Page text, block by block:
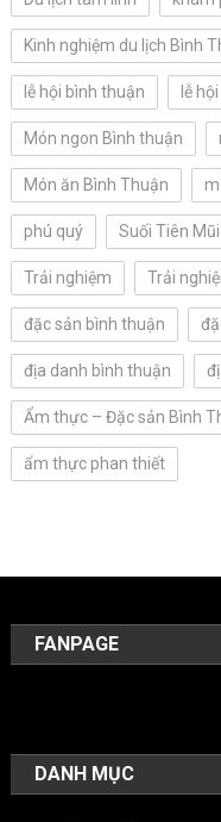
Kinh nghiệm du lịch Bình
lễ hội bình thuận lễ
Món ngon Bình thuận
Món ăn Bình Thuận
phú quý Suối Tiên Mũi
Trải nghiệm Trải
đặc sản bình thuận
địa danh bình thuận
Ẩm thực – Đặc sản Bình
ẩm thực phan thiết
FANPAGE
DANH MỤC